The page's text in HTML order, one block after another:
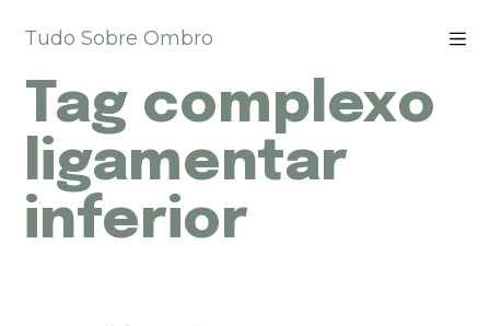
u
a
p
r
a
o
Tudo Sobre Ombro
Tag complexo
ligamentar
inferior